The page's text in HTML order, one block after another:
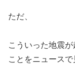
ただ、
こういった地震
ことをニュース